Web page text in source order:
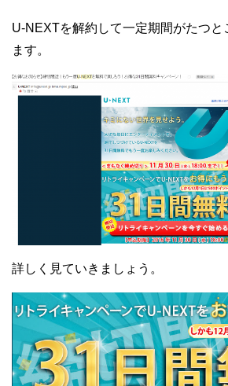
U-NEXTを解約して一定期間がたつと
ます。
詳しく見ていきましょう。